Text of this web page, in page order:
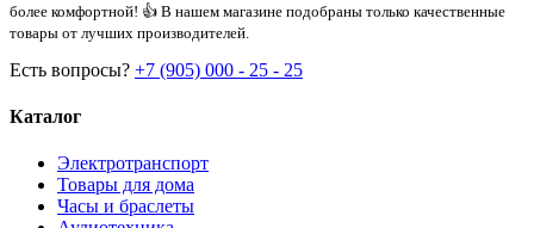
более комфортной! 👍 В нашем магазине подобраны только качественные
товары от лучших производителей.
Есть вопросы? +7 (905) 000 - 25 - 25
Каталог
Электротранспорт
Товары для дома
Часы и браслеты